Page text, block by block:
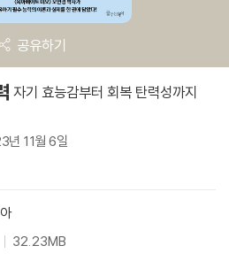
공유하기
자기 효능감부터 회복 탄력성까지
년 11월 6일
32.23MB